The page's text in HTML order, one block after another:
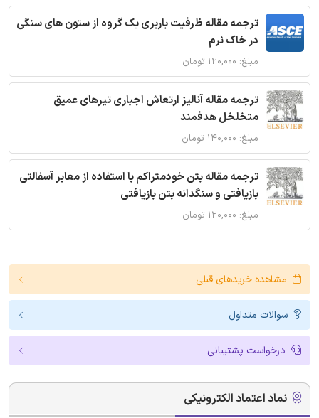
ترجمه مقاله ظرفیت باربری یک گروه از ستون های سنگی
در خاک نرم
مبلغ: ۱۲۰,۰۰۰ تومان
ترجمه مقاله آنالیز ارتعاش اجباری تیرهای عمیق
متخلخل هدفمند
مبلغ: ۱۴۰,۰۰۰ تومان
ترجمه مقاله بتن خودمتراکم با استفاده از معابر آسفالتی
بازیافتی و سنگدانه بتن بازیافتی
مبلغ: ۱۲۰,۰۰۰ تومان
مشاهده خریدهای قبلی
سوالات متداول
درخواست پشتیبانی
نماد اعتماد الکترونیکی